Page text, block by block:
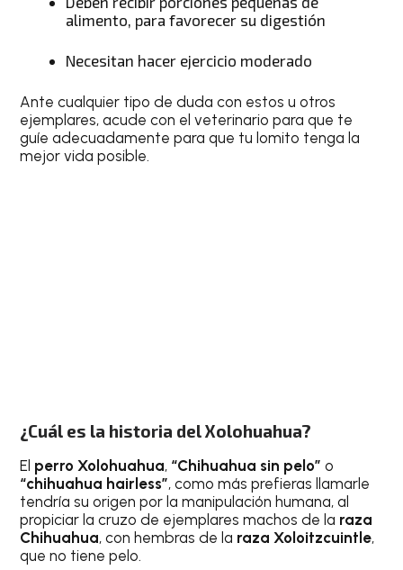
alimento, para favorecer su digestión
Necesitan hacer ejercicio moderado
Ante cualquier tipo de duda con estos u otros
ejemplares, acude con el veterinario para que te
guíe adecuadamente para que tu lomito tenga la
mejor vida posible.
¿Cuál es la historia del Xolohuahua?
El perro Xolohuahua, “Chihuahua sin pelo” o
“chihuahua hairless”, como más prefieras llamarle
tendría su origen por la manipulación humana, al
propiciar la cruzo de ejemplares machos de la raza
Chihuahua, con hembras de la raza Xoloitzcuintle,
que no tiene pelo.